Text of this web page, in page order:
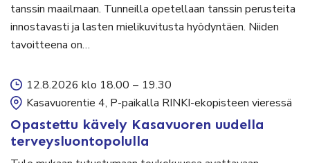
tanssin maailmaan. Tunneilla opetellaan tanssin perusteita
innostavasti ja lasten mielikuvitusta hyödyntäen. Niiden
tavoitteena on…
12.8.2026 klo 18.00 – 19.30
Kasavuorentie 4, P-paikalla RINKI-ekopisteen vieressä
Opastettu kävely Kasavuoren uudella
terveysluontopolulla